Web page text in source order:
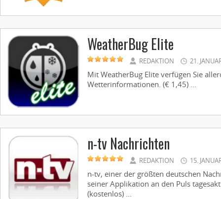
WeatherBug Elite
REDAKTION 21.
Mit WeatherBug Elite verfügen Sie
Wetterinformationen. (€ 1,45) ...
n-tv Nachrichten
REDAKTION 15.
n-tv, einer der größten deutschen
seiner Applikation an den Puls
(kostenlos) ...